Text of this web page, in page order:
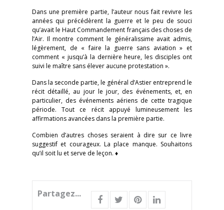
Dans une première partie, l’auteur nous fait revivre les
années qui précédèrent la guerre et le peu de souci
qu’avait le Haut Commandement français des choses de
l’Air. Il montre comment le généralissime avait admis,
légèrement, de « faire la guerre sans aviation » et
comment « jusqu’à la dernière heure, les disciples ont
suivi le maître sans élever aucune protestation ».
Dans la seconde partie, le général d’Astier entreprend le
récit détaillé, au jour le jour, des événements, et, en
particulier, des événements aériens de cette tragique
période. Tout ce récit appuyé lumineusement les
affirmations avancées dans la première partie.
Combien d’autres choses seraient à dire sur ce livre
suggestif et courageux. La place manque. Souhaitons
qu’il soit lu et serve de leçon. ♦
Partagez...